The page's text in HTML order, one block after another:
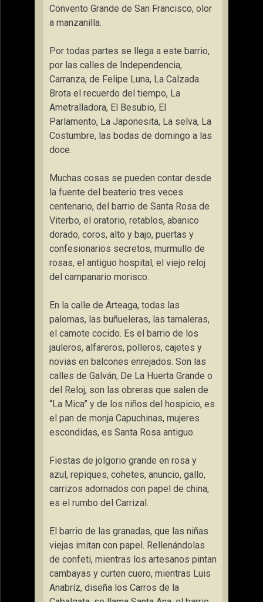
Convento Grande de San Francisco, olor
a manzanilla.
Por todas partes se llega a este barrio,
por las calles de Independencia,
Carranza, de Felipe Luna, La Calzada.
Brota el recuerdo del tiempo, La
Ametralladora, El Besubio, El
Parlamento, La Japonesita, La selva, La
Costumbre, las bodas de domingo a las
doce.
Muchas cosas se pueden contar desde
la fuente del beaterio tres veces
centenario, del barrio de Santa Rosa de
Viterbo, el oratorio, retablos, abanico
dorado, coros, alto y bajo, puertas y
confesionarios secretos, murmullo de
rosas, el antiguo hospital, el viejo reloj
del campanario morisco.
En la calle de Arteaga, todas las
palomas, las buñueleras, las tamaleras,
el camote cocido. Es el barrio de los
jauleros, alfareros, polleros, cajetes y
novias en balcones enrejados. Son las
calles de Galván, De La Huerta Grande o
del Reloj, son las obreras que salen de
“La Mica” y de los niños del hospicio, es
el pan de monja Capuchinas, mujeres
escondidas, es Santa Rosa antiguo.
Fiestas de jolgorio grande en rosa y
azul, repiques, cohetes, anuncio, gallo,
carrizos adornados con papel de china,
es el rumbo del Carrizal.
El barrio de las granadas, que las niñas
viejas imitan con papel. Rellenándolas
de confeti, mientras los artesanos pintan
cambayas y curten cuero, mientras Luis
Anabríz, diseña los Carros de la